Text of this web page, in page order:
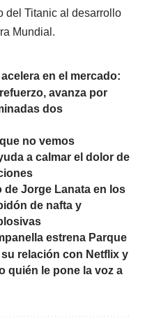
del Titanic al desarrollo
Mundial.
en el mercado:
avanza por
dos
no vemos
a calmar el dolor de
de Jorge Lanata en los
de nafta y
estrena Parque
su relación con Netflix y
quién le pone la voz a